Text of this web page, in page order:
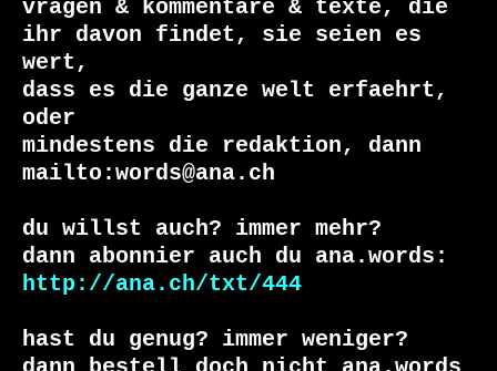
vragen & kommentare & texte, die
ihr davon findet, sie seien es
wert,
dass es die ganze welt erfaehrt,
oder
mindestens die redaktion, dann
mailto:words@ana.ch
du willst auch? immer mehr?
http://ana.ch/txt/444
hast du genug? immer weniger?